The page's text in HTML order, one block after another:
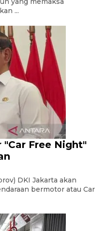
...
"Car Free Night"
DKI Jakarta akan
bermotor atau Car